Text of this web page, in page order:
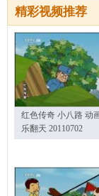
精彩视频推荐
红色传奇 小八路 动
乐翻天 20110702